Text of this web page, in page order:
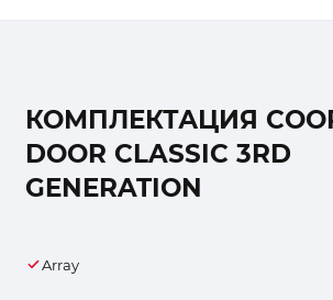
КОМПЛЕКТАЦИЯ
DOOR CLASSIC 3RD
GENERATION
Array